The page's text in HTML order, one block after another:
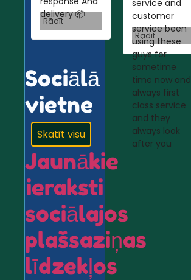
delivery 📦
Rādīt
service and
customer
service been
using these
guys for
sometime
time now and
always first
class service
and they
always look
after you
Rādīt
Sociālā
vietne
Skatīt visu
Jaunākie
ieraksti
sociālajos
plašsaziņas
līdzekļos